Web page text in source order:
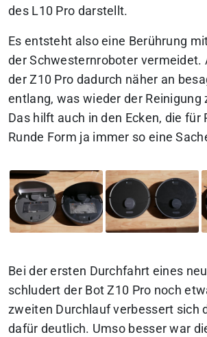
des L10 Pro darstellt.
Es entsteht also eine Berührung
der Schwesternroboter vermeidet.
der Z10 Pro dadurch näher an
entlang, was wieder der Reinigung
Das hilft auch in den Ecken, die für
Runde Form ja immer so eine
Bei der ersten Durchfahrt eines
schludert der Bot Z10 Pro noch
zweiten Durchlauf verbessert sich
dafür deutlich. Umso besser war